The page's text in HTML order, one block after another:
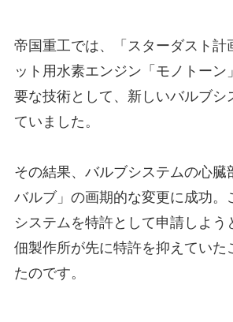
帝国重工では、「スターダスト
ット用水素エンジン「モノトーン
要な技術として、新しいバルブシ
ていました。
その結果、バルブシステムの心臓
バルブ」の画期的な変更に成功。
システムを特許として申請しよう
佃製作所が先に特許を抑えていた
たのです。